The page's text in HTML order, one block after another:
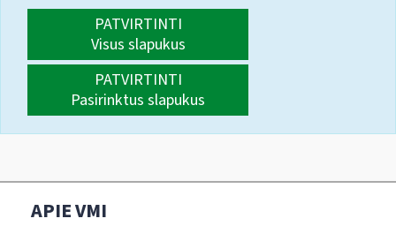
PATVIRTINTI
Visus slapukus
PATVIRTINTI
Pasirinktus slapukus
APIE VMI